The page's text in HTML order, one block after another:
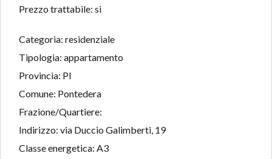
Prezzo trattabile: si
Categoria: residenziale
Tipologia: appartamento
Provincia: PI
Comune: Pontedera
Frazione/Quartiere:
Indirizzo: via Duccio Galimberti, 19
Classe energetica: A3